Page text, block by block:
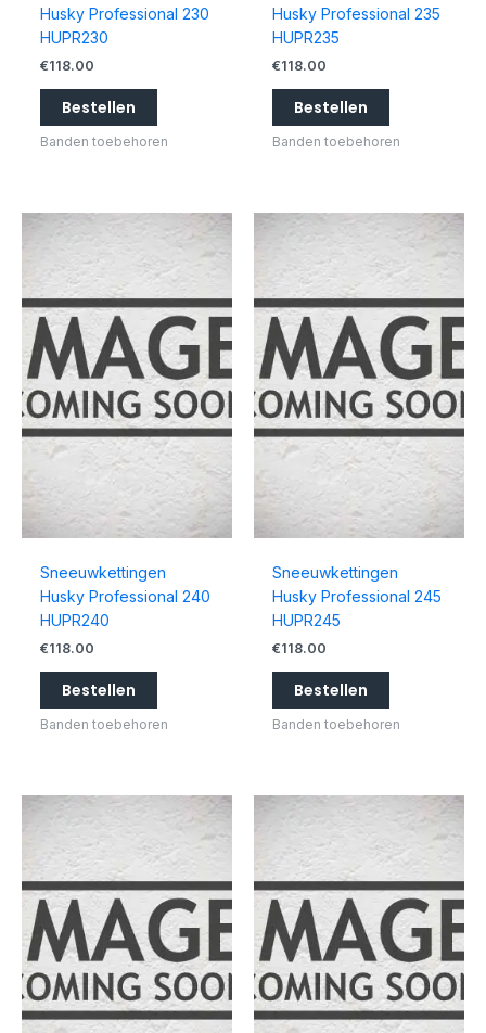
Husky Professional 230
HUPR230
€118.00
Bestellen
Banden toebehoren
Husky Professional 235
HUPR235
€118.00
Bestellen
Banden toebehoren
Sneeuwkettingen
Husky Professional 240
HUPR240
€118.00
Bestellen
Banden toebehoren
Sneeuwkettingen
Husky Professional 245
HUPR245
€118.00
Bestellen
Banden toebehoren